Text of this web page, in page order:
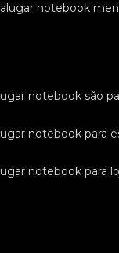
alugar notebook
notebook são
notebook para
notebook para